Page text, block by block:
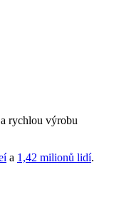
rychlou výrobu
a 1,42 milionů lidí.